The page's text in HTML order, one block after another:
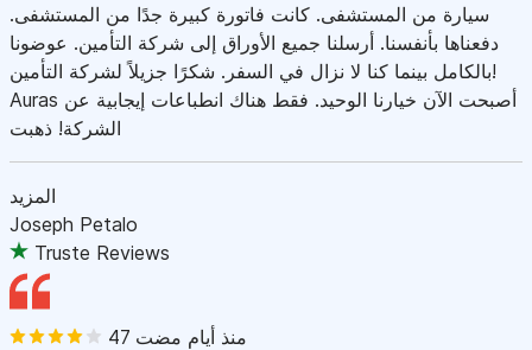
سيارة من المستشفى. كانت فاتورة كبيرة جدًا من المستشفى.
دفعناها بأنفسنا. أرسلنا جميع الأوراق إلى شركة التأمين. عوضونا
بالكامل بينما كنا لا نزال في السفر. شكرًا جزيلاً لشركة التأمين!
Auras أصبحت الآن خيارنا الوحيد. فقط هناك انطباعات إيجابية عن
الشركة! ذهبت
المزيد
Joseph Petalo
Truste Reviews
47 منذ أيام مضت